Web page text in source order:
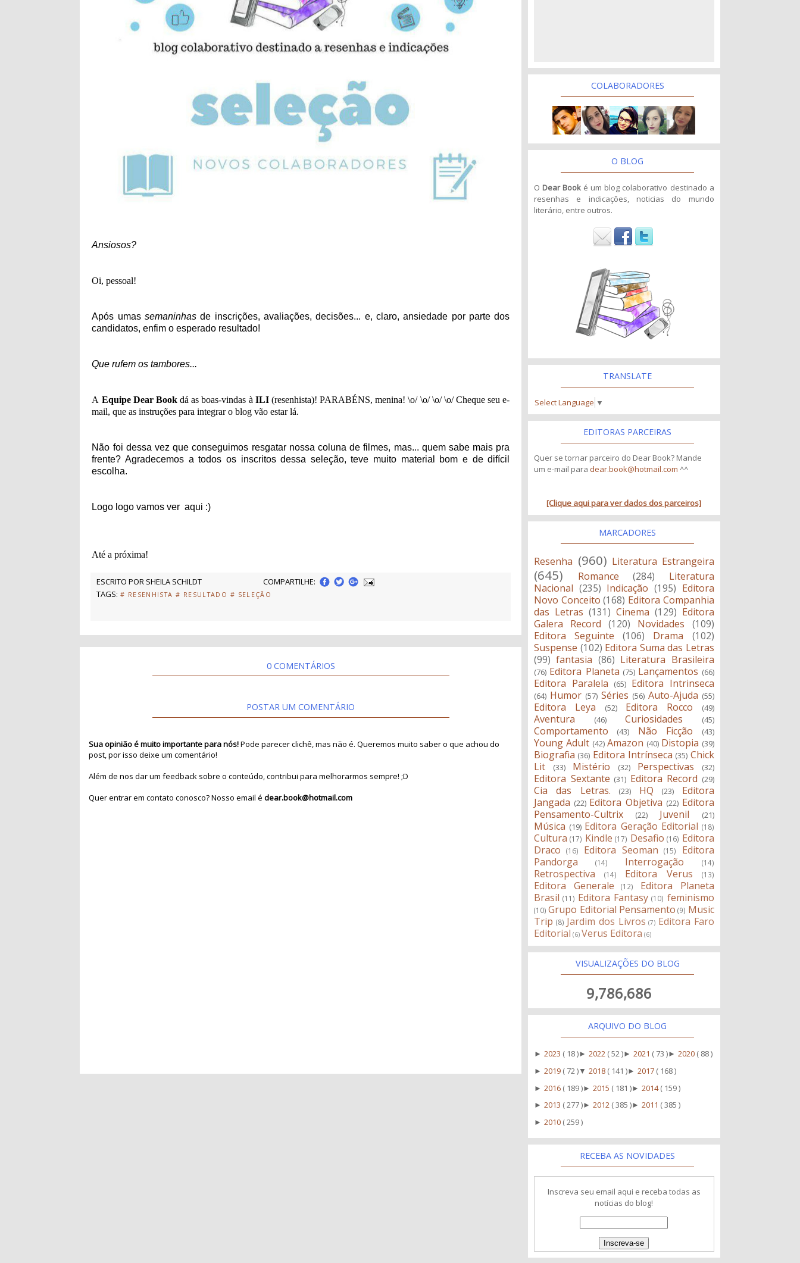
Ansiosos?
Oi, pessoal!
Após umassemaninhas de inscrições, avaliações, decisões... e, claro, ansiedade por parte dos
candidatos, enfim o esperado resultado!
Que rufem os tambores...
A Equipe Dear Bookdá as boas-vindas à ILI(resenhista)! PARABÉNS, menina! \o/ \o/ \o/ \o/ Cheque seu e-
mail, que as instruções para integrar o blog vão estar lá.
Não foi dessa vez que conseguimos resgatar nossa coluna de filmes, mas... quem sabe mais pra
frente? Agradecemos a todos os inscritos dessa seleção, teve muito material bom e de difícil
escolha.
Logo logo vamos ver aqui :)
Até a próxima!
ESCRITO POR SHEILA SCHILDT
COMPARTILHE:
TAGS: # RESENHISTA # RESULTADO # SELEÇÃO
0 COMENTÁRIOS
POSTAR UM COMENTÁRIO
Sua opinião é muito importante para nós!Pode parecer clichê, mas não é. Queremos muito saber o que achou do
post, por isso deixe um comentário!
Além de nos dar um feedback sobre o conteúdo, contribui para melhorarmos sempre! ;D
Quer entrar em contato conosco? Nosso email édear.book@hotmail.com
COLABORADORES
O BLOG
O Dear Book é um blog colaborativo destinado a
resenhas e indicações, noticias do mundo
literário, entre outros.
TRANSLATE
Select Language ▼
EDITORAS PARCEIRAS
Quer se tornar parceiro do Dear Book? Mande
um e-mail para dear.book@hotmail.com ^^
[Clique aqui para ver dados dos parceiros]
MARCADORES
Resenha (960) Literatura Estrangeira
(645) Romance (284)
Literatura
Nacional (235) Indicação (195) Editora
Novo Conceito (168) Editora Companhia
das Letras (131) Cinema (129) Editora
Galera Record
(120) Novidades
(109)
Editora Seguinte
(106) Drama
(102)
Suspense (102) Editora Suma das Letras
(99) fantasia (86) Literatura Brasileira
(76) Editora Planeta (75) Lançamentos (66)
Editora Paralela (65) Editora Intrinseca
(64) Humor (57) Séries (56) Auto-Ajuda (55)
Editora Leya (52) Editora Rocco (49)
Aventura (46) Curiosidades (45)
Comportamento (43) Não Ficção (43)
Young Adult (42) Amazon (40) Distopia (39)
Biografia (36) Editora Intrínseca (35) Chick
Lit
(33) Mistério (32) Perspectivas (32)
Editora Sextante (31) Editora Record (29)
Cia das Letras. (23) HQ (23)
Editora
Jangada (22) Editora Objetiva (22) Editora
Pensamento-Cultrix
(22) Juvenil (21)
Música (19) Editora Geração Editorial (18)
Cultura (17) Kindle (17) Desafio (16) Editora
Draco
(16) Editora Seoman (15)
Editora
Pandorga
(14) Interrogação (14)
Retrospectiva (14) Editora Verus (13)
Editora Generale (12)
Editora Planeta
Brasil (11) Editora Fantasy (10) feminismo
(10) Grupo Editorial Pensamento (9) Music
Trip (8) Jardim dos Livros (7) Editora Faro
Editorial (6) Verus Editora (6)
VISUALIZAÇÕES DO BLOG
9,786,686
ARQUIVO DO BLOG
►2023 ( 18 )►2022 ( 52 )►2021 ( 73 )►2020 ( 88 )
►2019 ( 72 ) ▼2018 ( 141 )►2017 ( 168 )
►2016 ( 189 )►2015 ( 181 )►2014( 159 )
►2013 ( 277 )►2012 ( 385 )►2011 ( 385 )
►2010 ( 259 )
RECEBA AS NOVIDADES
Inscreva seu email aqui e receba todas as
notícias do blog!